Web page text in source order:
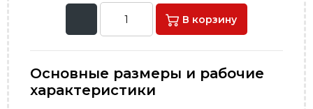
В корзину
Основные размеры и рабочие
характеристики